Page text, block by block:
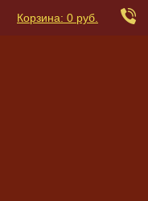
Корзина: 0 руб.